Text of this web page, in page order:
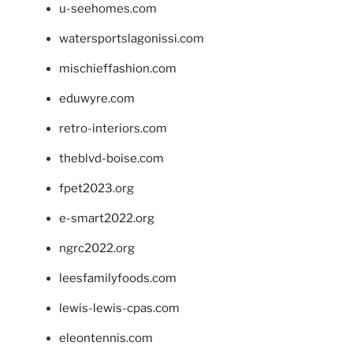
u-seehomes.com
watersportslagonissi.com
mischieffashion.com
eduwyre.com
retro-interiors.com
theblvd-boise.com
fpet2023.org
e-smart2022.org
ngrc2022.org
leesfamilyfoods.com
lewis-lewis-cpas.com
eleontennis.com